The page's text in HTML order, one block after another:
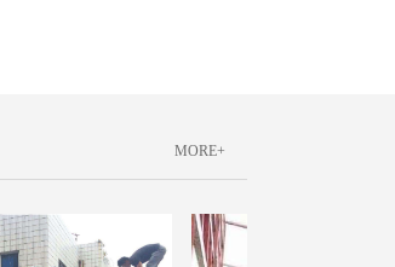
MORE+